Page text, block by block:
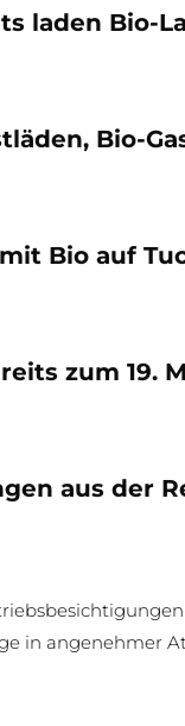
laden Bio-
Bio-
Bio auf
zum 19.
aus der
in angenehmer